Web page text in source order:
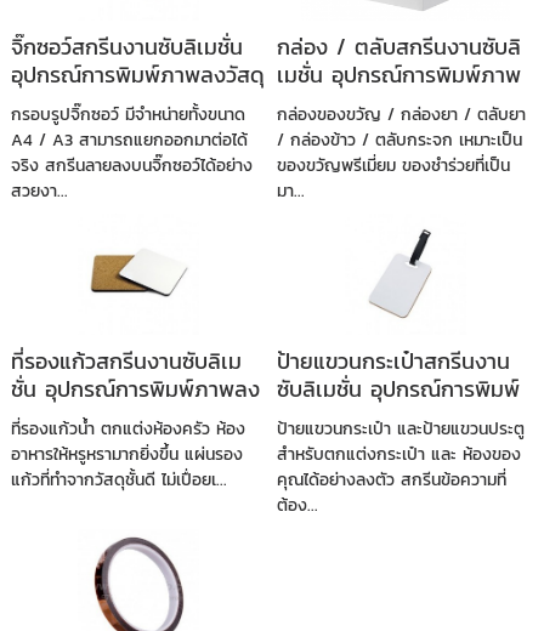
จิ๊กซอว์สกรีนงานซับลิเมชั่น
อุปกรณ์การพิมพ์ภาพลงวัสดุ
กรอบรูปจิ๊กซอว์ มีจำหน่ายทั้งขนาด
A4 / A3 สามารถแยกออกมาต่อได้
จริง สกรีนลายลงบนจิ๊กซอว์ได้อย่าง
สวยงา...
กล่อง / ตลับสกรีนงานซับลิ
เมชั่น อุปกรณ์การพิมพ์ภาพ
ลงวัสดุ
กล่องของขวัญ / กล่องยา / ตลับยา
/ กล่องข้าว / ตลับกระจก เหมาะเป็น
ของขวัญพรีเมี่ยม ของชำร่วยที่เป็น
มา...
ที่รองแก้วสกรีนงานซับลิเม
ชั่น อุปกรณ์การพิมพ์ภาพลง
วัสดุ
ที่รองแก้วน้ำ ตกแต่งห้องครัว ห้อง
อาหารให้หรูหรามากยิ่งขึ้น แผ่นรอง
แก้วที่ทำจากวัสดุชั้นดี ไม่เปื่อยเ...
ป้ายแขวนกระเป๋าสกรีนงาน
ซับลิเมชั่น อุปกรณ์การพิมพ์
ภาพลงวัสดุ
ป้ายแขวนกระเป๋า และป้ายแขวนประตู
สำหรับตกแต่งกระเป๋า และ ห้องของ
คุณได้อย่างลงตัว สกรีนข้อความที่
ต้อง...